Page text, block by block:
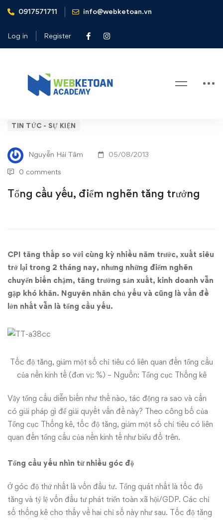
0917571711 info@webketoan.vn
Log in Register
Home
Tin tức - Sự kiện
Tổng
cầu
yếu,
điểm
trưởng
TIN TỨC - SỰ KIỆN
Nguyễn Hải Tâm 05/08/2013
0 comments
Tổng cầu yếu, điểm nghẽn tăng trưởng
CPI tăng thấp so với cùng kỳ nhiều năm trước, xuất siêu
trở lại trong 2 tháng nay, nhưng những điểm nghẽn
chuyển biến chậm, tăng trưởng sản xuất, kinh doanh vẫn
gặp khó khăn. Nguyên nhân chủ yếu và cũng là vấn đề
lớn nhất vẫn là tổng cầu yếu.
Tốc độ tăng, giảm một số chỉ tiêu có liên quan đến tổng cầu
của nền kinh tế (đơn vị: %) – Nguồn: Tổng cục Thống kê
Vậy tổng cầu diễn biến như thế nào, tác động ra sao và cần
có giải pháp gì để giải quyết vấn đề này? Theo công bố của
Tổng cục Thống kê, tốc độ tăng, giảm một số chỉ tiêu có liên
quan đến tổng cầu của nền kinh tế như biểu đồ trên.
Tổng cầu yếu nhìn từ nhiều góc độ
Ở góc độ thứ nhất là vốn đầu tư. Tổng quát nhất là tốc độ
tăng và tỷ lệ vốn đầu tư phát triển toàn xã hội/GDP. Các chỉ
số thống kê cho thấy về hai chỉ số này như sau. Tốc độ tăng